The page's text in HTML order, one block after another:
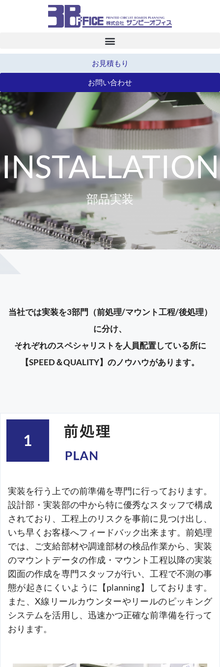
お見積もり
お問い合わせ
INSTALLATION
部品実装
当社では実装を3部門（前処理/マウント工程/後処理）
に分け、
それぞれのスペシャリストを人員配置している所に
【SPEED＆QUALITY】のノウハウがあります。
実装を行う上での前準備を専門に行っております。
設計部・実装部の中から特に優秀なスタッフで構成
されており、工程上のリスクを事前に見つけ出し、
いち早くお客様へフィードバック出来ます。前処理
では、ご支給部材や調達部材の検品作業から、実装
のマウントデータの作成・マウント工程以降の実装
図面の作成を専門スタッフが行い、工程で不測の事
態が起きにくいように【planning】しております。
また、X線リールカウンターやリールのピッキング
システムを活用し、迅速かつ正確な前準備を行って
おります。